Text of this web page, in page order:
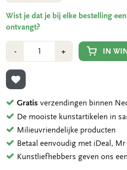
Wist je dat je bij elke bestelling
ontvangt?
-Min
1
+Plus
1
IN
TOEVOEGEN AAN VERLANGLIJST
Gratis verzendingen binnen
De mooiste kunstartikelen in
Milieuvriendelijke producten
Betaal eenvoudig met iDeal,
Kunstliefhebbers geven ons